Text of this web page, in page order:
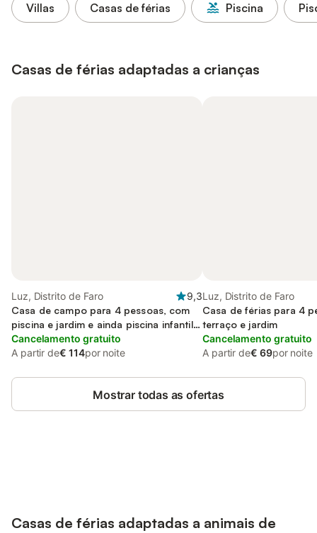
Villas Casas de férias Piscina
Casas de férias adaptadas a crianças
Luz, Distrito de Faro
9,3
Casa de campo para 4 pessoas, com
piscina e jardim e ainda piscina infantil
and terraço
Cancelamento gratuito
A partir de€ 114por noite
Luz, Distrito de Faro
Casa de férias para 4
terraço e jardim
Cancelamento gratuito
A partir de€ 69por noite
Mostrar todas as ofertas
Casas de férias adaptadas a animais de